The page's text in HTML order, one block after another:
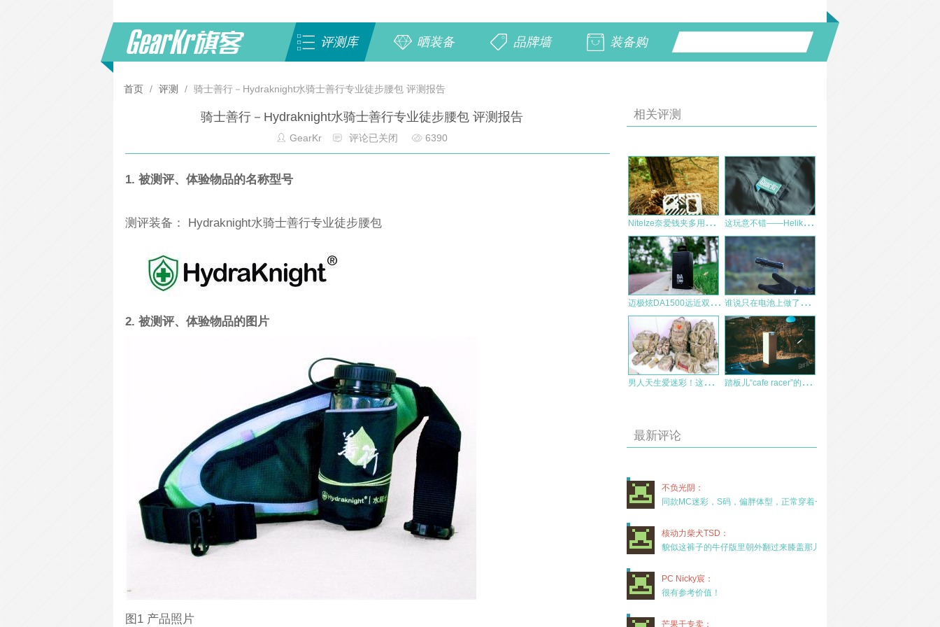
评测库 晒装备 品牌墙 装备购
首页 / 评测 / 骑士善行－Hydraknight水骑士善行专业徒步腰包 评测报告
骑士善行－Hydraknight水骑士善行专业徒步腰包 评测报告
GearKr 评论已关闭 6390
1. 被测评、体验物品的名称型号
测评装备： Hydraknight水骑士善行专业徒步腰包
2. 被测评、体验物品的图片
图1 产品照片
相关评测
N
iteIze奈爱钱夹多用工具体验 这
玩意不错——Helikon UTS战术休闲短裤入手简评
迈
极炫DA1500远近双光自行车前灯 谁
说只在电池上做了升级——OLIGHT M2R PRO 21700战术户外手电
男
人天生爱迷彩！这两年置办的 MaxGear 苏州马盖先 背包 踏
板儿“cafe racer”的必备良品：黑鹿随印保温杯体验测评
最新评论
不负光阴：
同款MC迷彩，S码，偏胖体型，正常穿着一年半，没
核动力柴犬TSD：
貌似这裤子的牛仔版里朝外翻过来膝盖那儿有放护膝的
PC Nicky宸：
很有参考价值！
芒果干专卖：